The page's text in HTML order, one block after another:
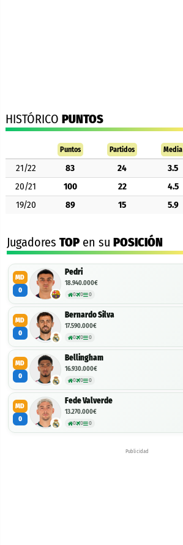
HISTÓRICO PUNTOS
Puntos Partidos Media
21/22 83 24 3.5
20/21
100 22 4.5
19/20
89 15 5.9
Jugadores TOP en su POSICIÓN
MD
0
Pedri
18.940.000€
0 0 0
MD
0
Bernardo Silva
17.590.000€
0 0 0
MD
0
Bellingham
16.930.000€
0 0 0
MD
0
Fede Valverde
13.270.000€
0 0 0
Publicidad